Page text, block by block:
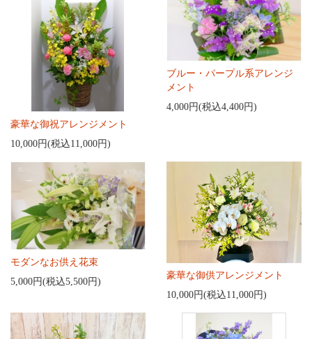
豪華な御祝アレンジメント
10,000円(税込11,000円)
ブルー・パープル系アレンジ
メント
4,000円(税込4,400円)
モダンなお供え花束
5,000円(税込5,500円)
豪華な御供アレンジメント
10,000円(税込11,000円)